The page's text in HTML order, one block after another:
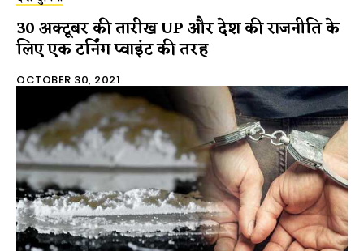
30 अक्टूबर की तारीख UP और देश की राजनीति के
लिए एक टर्निंग प्वाइंट की तरह
OCTOBER 30, 2021